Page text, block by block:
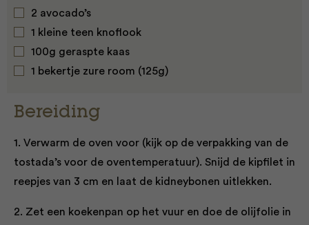
2 avocado’s
1 kleine teen knoflook
100g geraspte kaas
1 bekertje zure room (125g)
Bereiding
1. Verwarm de oven voor (kijk op de verpakking van de
tostada’s voor de oventemperatuur). Snijd de kipfilet in
reepjes van 3 cm en laat de kidneybonen uitlekken.
2. Zet een koekenpan op het vuur en doe de olijfolie in